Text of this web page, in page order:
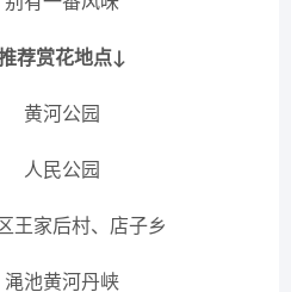
赏花地点↓
河公园
民公园
家后村、店子乡
黄河丹峡